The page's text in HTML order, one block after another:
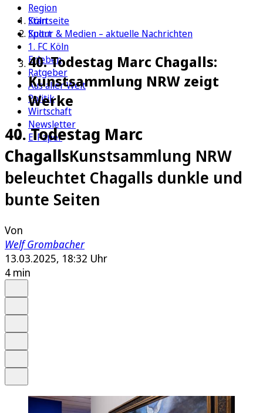
Region
Köln
Sport
1. FC Köln
Erleben
Ratgeber
Aus aller Welt
Politik
Wirtschaft
Newsletter
E-Paper
Startseite
Kultur & Medien – aktuelle Nachrichten
40. Todestag Marc Chagalls:
Kunstsammlung NRW zeigt
Werke
40. Todestag Marc
ChagallsKunstsammlung NRW
beleuchtet Chagalls dunkle und
bunte Seiten
Von
Welf Grombacher
13.03.2025, 18:32 Uhr
4 min